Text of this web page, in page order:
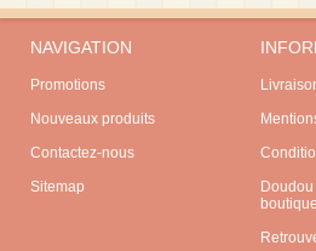
NAVIGATION
Promotions
Nouveaux produits
Contactez-nous
Sitemap